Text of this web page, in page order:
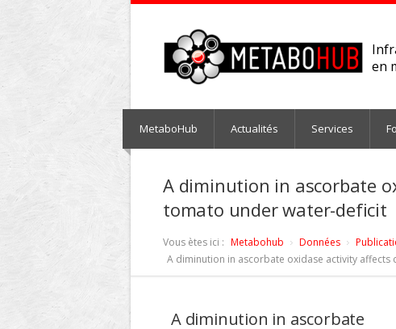
en
MetaboHub Actualités Services
A diminution in ascorbate
tomato under water-deficit
Vous ètes ici : Metabohub Données
A diminution in ascorbate oxidase activity
A diminution in ascorbate